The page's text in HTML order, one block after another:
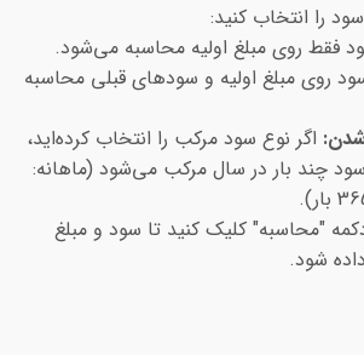
را انتخاب کنید:
فقط روی مبلغ اولیه محاسبه می‌شود.
روی مبلغ اولیه و سودهای قبلی محاسبه
اگر نوع سود مرکب را انتخاب کرده‌اید،
چند بار در سال مرکب می‌شود (ماهانه:
"محاسبه" کلیک کنید تا سود و مبلغ
شود.